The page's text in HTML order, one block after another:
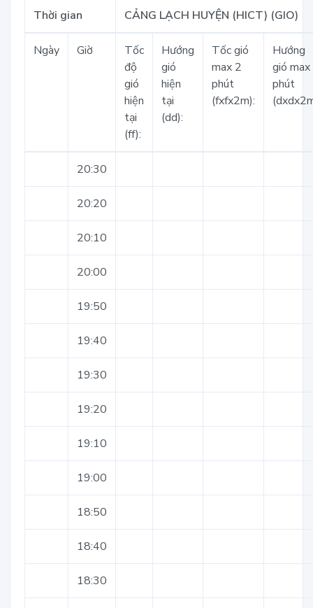
Thời gian CẢNG LẠCH HUYỆN (HICT) (GIO)
Ngày Giờ
Tốc
độ
gió
hiện
tại
(ff):
Hướng
gió
hiện
tại
(dd):
Tốc gió
max 2
phút
(fxfx2m):
Hướng
gió
phút
20:30
20:20
20:10
20:00
19:50
19:40
19:30
19:20
19:10
19:00
18:50
18:40
18:30